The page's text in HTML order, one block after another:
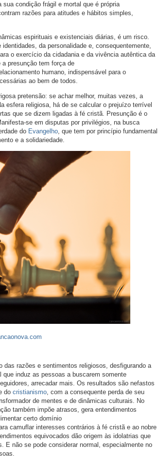
sua condição frágil e mortal que é própria
razões para atitudes e hábitos simples,
espirituais e existenciais diárias, é um risco.
da personalidade e, consequentemente,
o exercício da cidadania e da vivência autêntica da
presunção tem força de
humano, indispensável para o
ao bem de todos.
pretensão: se achar melhor, muitas vezes, a
esfera religiosa, há de se calcular o prejuízo terrível
que se dizem ligadas à fé cristã. Presunção é o
se em disputas por privilégios, na busca
do Evangelho, que tem por princípio fundamental
e a solidariedade.
das razões e sentimentos religiosos, desfigurando a
induz as pessoas a buscarem somente
arrecadar mais. Os resultados são nefastos
do cristianismo, com a consequente perda de seu
de mentes e de dinâmicas culturais. No
também impõe atrasos, gera entendimentos
certo domínio
camuflar interesses contrários à fé cristã e ao nobre
equivocados dão origem às idolatrias que
E não se pode considerar normal, especialmente no